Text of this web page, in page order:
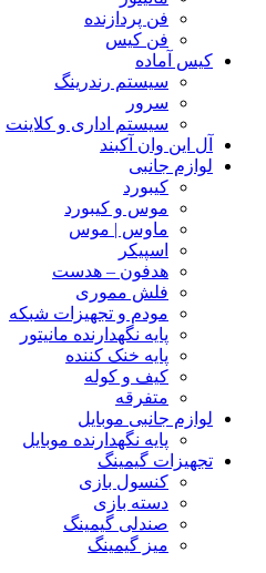
فن پردازنده
فن کیس
کیس آماده
سیستم رندرینگ
سرور
سیستم‌ اداری و کلاینت
آل این وان آکبند
لوازم جانبی
کیبورد
موس و کیبورد
ماوس | موس
اسپیکر
هدفون – هدست
فلش مموری
مودم و تجهیزات شبکه
پایه نگهدارنده مانیتور
پایه خنک کننده
کیف و کوله
متفرقه
لوازم جانبی موبایل
پایه نگهدارنده موبایل
تجهیزات گیمینگ
کنسول بازی
دسته بازی
صندلی گیمینگ
میز گیمینگ